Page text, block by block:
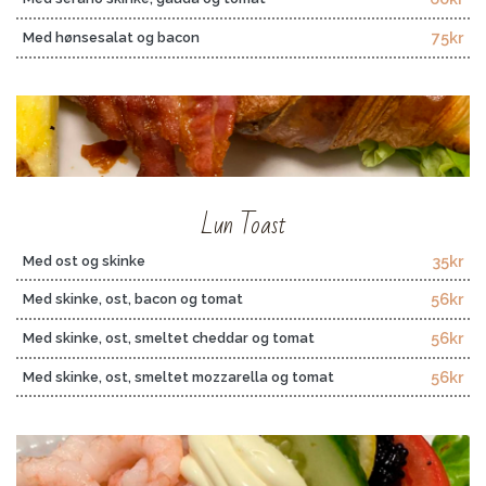
Med hønsesalat og bacon 75kr
Lun Toast
Med ost og skinke 35kr
Med skinke, ost, bacon og tomat 56kr
Med skinke, ost, smeltet cheddar og tomat 56kr
Med skinke, ost, smeltet mozzarella og tomat 56kr